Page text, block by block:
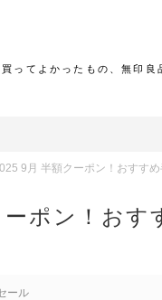
ってよかったもの、無印
9月 半額クーポン！おすす
ポン！おす
ール